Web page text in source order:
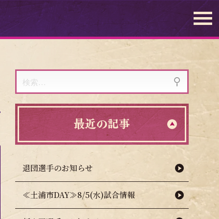
索:
最近の記事
退団選手のお知らせ
≪土浦市DAY≫8/5(水)試合情報